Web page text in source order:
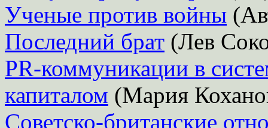
Ученые против войны
Последний брат (Лев
PR-коммуникации в
капиталом (Мария
Советско-британские